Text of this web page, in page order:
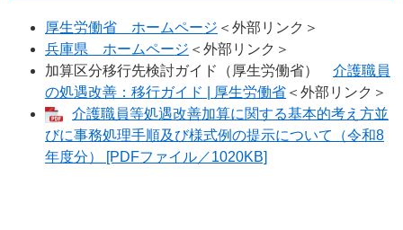
厚生労働省 ホームページ ＜外部リンク＞
兵庫県 ホームページ ＜外部リンク＞
加算区分移行先検討ガイド（厚生労働省） 介護職員
の処遇改善：移行ガイド | 厚生労働省 ＜外部リンク＞
介護職員等処遇改善加算に関する基本的考え方並
びに事務処理手順及び様式例の提示について（令和8
年度分） [PDFファイル／1020KB]